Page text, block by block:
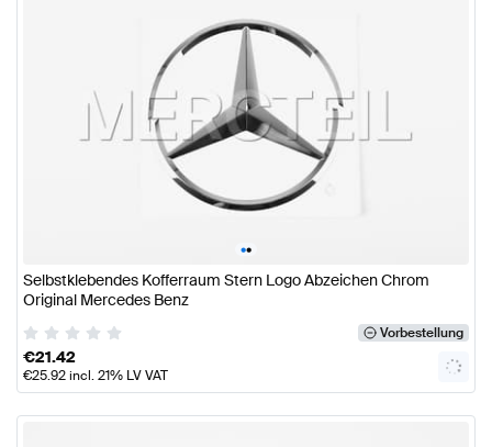
••
Selbstklebendes Kofferraum Stern Logo Abzeichen Chrom
Original Mercedes Benz
Vorbestellung
€21.42
€25.92incl. 21% LV VAT